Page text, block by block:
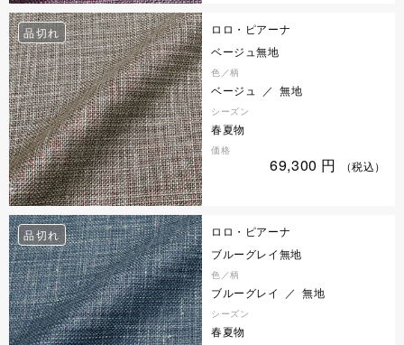
品切れ
ロロ・ピアーナ
ベージュ無地
色／柄
ベージュ ／ 無地
シーズン
春夏物
価格
69,300 円 （税込）
品切れ
ロロ・ピアーナ
ブルーグレイ無地
色／柄
ブルーグレイ ／ 無地
シーズン
春夏物